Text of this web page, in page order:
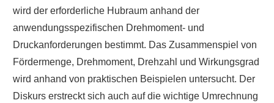
wird der erforderliche Hubraum anhand der
anwendungsspezifischen Drehmoment- und
Druckanforderungen bestimmt. Das Zusammenspiel von
Fördermenge, Drehmoment, Drehzahl und Wirkungsgrad
wird anhand von praktischen Beispielen untersucht. Der
Diskurs erstreckt sich auch auf die wichtige Umrechnung